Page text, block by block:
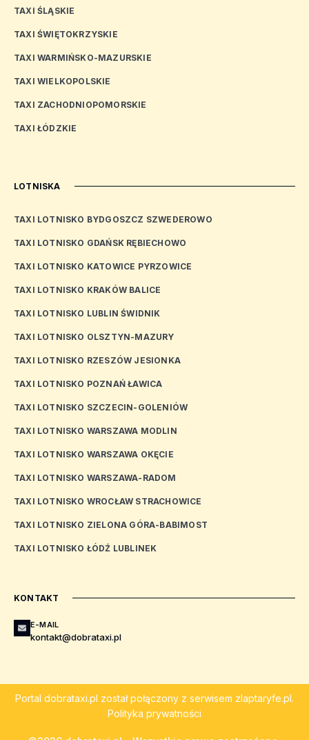
TAXI ŚLĄSKIE
TAXI ŚWIĘTOKRZYSKIE
TAXI WARMIŃSKO-MAZURSKIE
TAXI WIELKOPOLSKIE
TAXI ZACHODNIOPOMORSKIE
TAXI ŁÓDZKIE
LOTNISKA
TAXI LOTNISKO BYDGOSZCZ SZWEDEROWO
TAXI LOTNISKO GDAŃSK RĘBIECHOWO
TAXI LOTNISKO KATOWICE PYRZOWICE
TAXI LOTNISKO KRAKÓW BALICE
TAXI LOTNISKO LUBLIN ŚWIDNIK
TAXI LOTNISKO OLSZTYN-MAZURY
TAXI LOTNISKO RZESZÓW JESIONKA
TAXI LOTNISKO POZNAŃ ŁAWICA
TAXI LOTNISKO SZCZECIN-GOLENIÓW
TAXI LOTNISKO WARSZAWA MODLIN
TAXI LOTNISKO WARSZAWA OKĘCIE
TAXI LOTNISKO WARSZAWA-RADOM
TAXI LOTNISKO WROCŁAW STRACHOWICE
TAXI LOTNISKO ZIELONA GÓRA-BABIMOST
TAXI LOTNISKO ŁÓDŹ LUBLINEK
KONTAKT
E-MAIL
kontakt@dobrataxi.pl
Portal dobrataxi.pl został połączony z serwisem zlaptaryfe.pl.
Polityka prywatności